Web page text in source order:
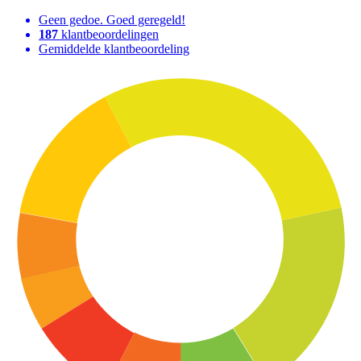
Geen gedoe. Goed geregeld!
187 klantbeoordelingen
Gemiddelde klantbeoordeling